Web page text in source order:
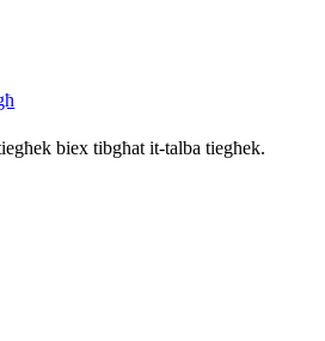
biex tibgħat it-talba tiegħek.